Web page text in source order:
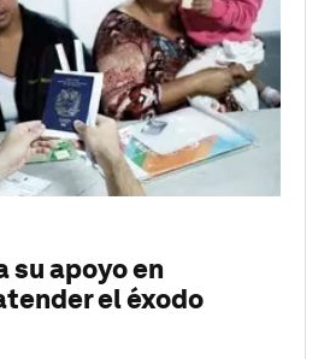
su apoyo en
el éxodo